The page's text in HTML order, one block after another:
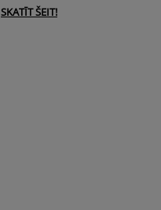
SKATĪT ŠEIT!